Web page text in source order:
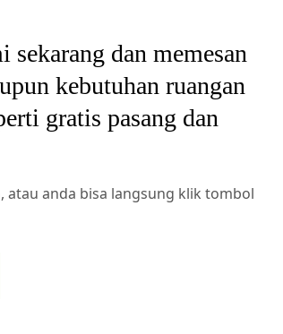
dan memesan
kebutuhan ruangan
gratis pasang dan
atau anda bisa langsung klik tombol